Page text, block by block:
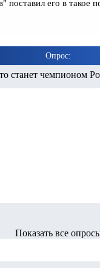
поставил его в такое
Опрос:
станет чемпионом
Показать все